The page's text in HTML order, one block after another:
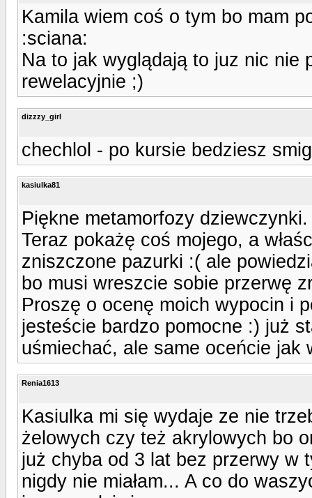
Kamila wiem coś o tym bo mam
:sciana:
Na to jak wyglądają to juz nic nie
rewelacyjnie ;)
dizzzy_girl
chechlol - po kursie bedziesz
kasiulka81
Piękne metamorfozy dziewczynki.
Teraz pokażę coś mojego, a
zniszczone pazurki :( ale
bo musi wreszcie sobie przerwę
Proszę o ocenę moich wypocin i
jesteście bardzo pomocne :) już
uśmiechać, ale same oceńcie jak
Renia1613
Kasiulka mi się wydaje ze nie
żelowych czy też akrylowych bo
już chyba od 3 lat bez przerwy w
nigdy nie miałam... A co do